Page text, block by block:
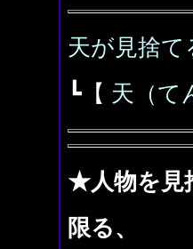
天が見捨て
┗【 天（て
★人物を見
限る、